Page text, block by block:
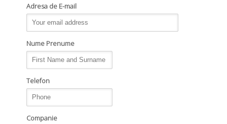
Adresa de E-mail
Nume Prenume
Telefon
Companie